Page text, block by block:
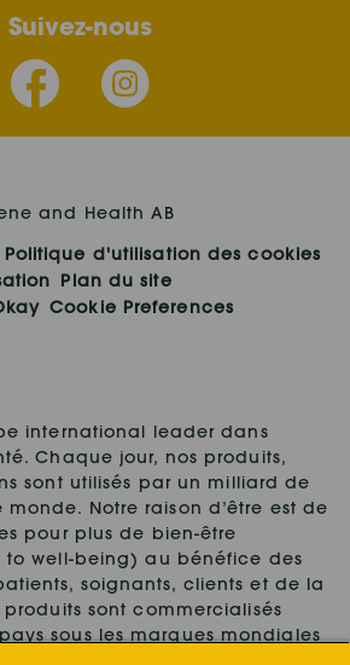
Suivez-nous
and Health AB
Politique d'utilisation des cookies
Plan du site
Cookie Preferences
international leader dans
Chaque jour, nos produits,
sont utilisés par un milliard de
monde. Notre raison d’être est de
pour plus de bien-être
to well-being) au bénéfice des
soignants, clients et de la
sont commercialisés
sous les marques mondiales